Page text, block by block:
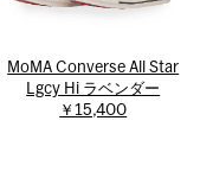
MoMA Converse All Star
Lgcy Hi ラベンダー
￥15,400